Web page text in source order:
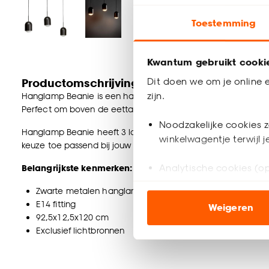
Toestemming
Kwantum gebruikt
Dit doen we om je online
zijn.
Noodzakelijke cookies
winkelwagentje terwijl
Analytische cookies
ook buiten de
Klik op ‘Ja, alles
noodzakelijke cookies
Weigeren
Productomschrijving
Hanglamp Beanie is een hanglamp met charmant en
Perfect om boven de eettafel te hangen als statement item.
Hanglamp Beanie heeft 3 lampen met E14 fitting en wordt
keuze toe passend bij jouw woonwensen.
Belangrijkste kenmerken:
Zwarte metalen hanglamp
E14 fitting
92,5x12,5x120 cm
Exclusief lichtbronnen